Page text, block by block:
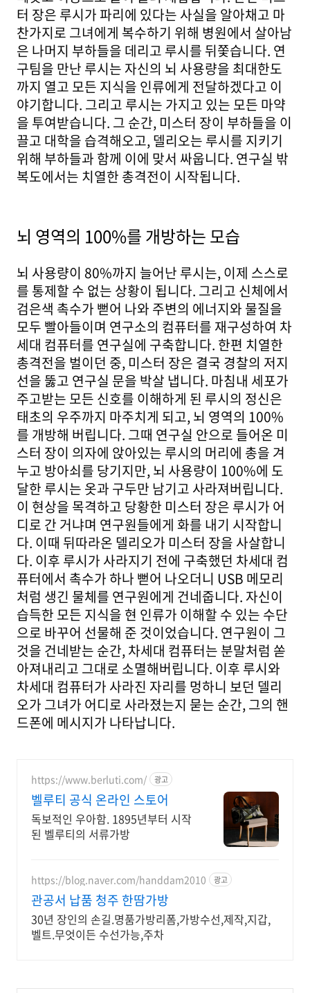
터 장은 루시가 파리에 있다는 사실을 알아채고 마
찬가지로 그녀에게 복수하기 위해 병원에서 살아남
은 나머지 부하들을 데리고 루시를 뒤쫓습니다. 연
구팀을 만난 루시는 자신의 뇌 사용량을 최대한도
까지 열고 모든 지식을 인류에게 전달하겠다고 이
야기합니다. 그리고 루시는 가지고 있는 모든 마약
을 투여받습니다. 그 순간, 미스터 장이 부하들을 이
끌고 대학을 습격해오고, 델리오는 루시를 지키기
위해 부하들과 함께 이에 맞서 싸웁니다. 연구실 밖
복도에서는 치열한 총격전이 시작됩니다.
뇌 영역의 100%를 개방하는 모습
뇌 사용량이 80%까지 늘어난 루시는, 이제 스스로
를 통제할 수 없는 상황이 됩니다. 그리고 신체에서
검은색 촉수가 뻗어 나와 주변의 에너지와 물질을
모두 빨아들이며 연구소의 컴퓨터를 재구성하여 차
세대 컴퓨터를 연구실에 구축합니다. 한편 치열한
총격전을 벌이던 중, 미스터 장은 결국 경찰의 저지
선을 뚫고 연구실 문을 박살 냅니다. 마침내 세포가
주고받는 모든 신호를 이해하게 된 루시의 정신은
태초의 우주까지 마주치게 되고, 뇌 영역의 100%
를 개방해 버립니다. 그때 연구실 안으로 들어온 미
스터 장이 의자에 앉아있는 루시의 머리에 총을 겨
누고 방아쇠를 당기지만, 뇌 사용량이 100%에 도
달한 루시는 옷과 구두만 남기고 사라져버립니다.
이 현상을 목격하고 당황한 미스터 장은 루시가 어
디로 간 거냐며 연구원들에게 화를 내기 시작합니
다. 이때 뒤따라온 델리오가 미스터 장을 사살합니
다. 이후 루시가 사라지기 전에 구축했던 차세대 컴
퓨터에서 촉수가 하나 뻗어 나오더니 USB 메모리
처럼 생긴 물체를 연구원에게 건네줍니다. 자신이
습득한 모든 지식을 현 인류가 이해할 수 있는 수단
으로 바꾸어 선물해 준 것이었습니다. 연구원이 그
것을 건네받는 순간, 차세대 컴퓨터는 분말처럼 쏟
아져내리고 그대로 소멸해버립니다. 이후 루시와
차세대 컴퓨터가 사라진 자리를 멍하니 보던 델리
오가 그녀가 어디로 사라졌는지 묻는 순간, 그의 핸
드폰에 메시지가 나타납니다.
https://www.berluti.com/ 광고
벨루티 공식 온라인 스토어
독보적인 우아함. 1895년부터 시작
된 벨루티의 서류가방
https://blog.naver.com/handdam2010 광고
관공서 납품 청주 한땀가방
30년 장인의 손길.명품가방리폼,가방수선,제작,지갑,
벨트.무엇이든 수선가능,주차